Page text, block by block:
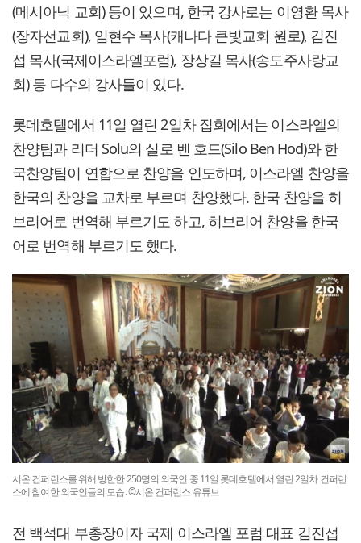
(메시아닉 교회) 등이 있으며, 한국 강사로는 이영환 목사
(장자선교회), 임현수 목사(캐나다 큰빛교회 원로), 김진
섭 목사(국제이스라엘포럼), 장상길 목사(송도주사랑교
회) 등 다수의 강사들이 있다.
롯데호텔에서 11일 열린 2일차 집회에서는 이스라엘의
찬양팀과 리더 Solu의 실로 벤 호드(Silo Ben Hod)와 한
국찬양팀이 연합으로 찬양을 인도하며, 이스라엘 찬양을
한국의 찬양을 교차로 부르며 찬양했다. 한국 찬양을 히
브리어로 번역해 부르기도 하고, 히브리어 찬양을 한국
어로 번역해 부르기도 했다.
시온 컨퍼런스를 위해 방한한 250명의 외국인 중 11일 롯데호텔에서 열린 2일차 컨퍼런
스에 참여한 외국인들의 모습. ©시온 컨퍼런스 유튜브
전 백석대 부총장이자 국제 이스라엘 포럼 대표 김진섭